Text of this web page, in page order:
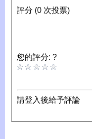
評分 (0 次投票)
您的評分: ?
請登入後給予評論